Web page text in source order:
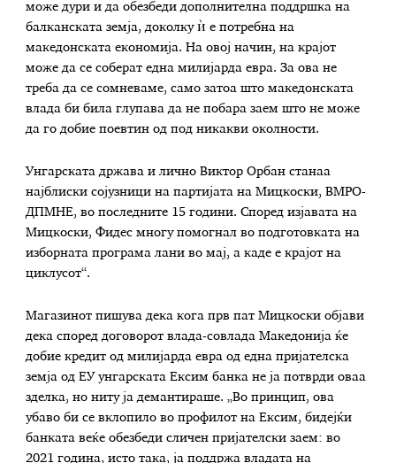
може дури и да обезбеди дополнителна поддршка на
балканската земја, доколку ѝ е потребна на
македонската економија. На овој начин, на крајот
може да се соберат една милијарда евра. За ова не
треба да се сомневаме, само затоа што македонската
влада би била глупава да не побара заем што не може
да го добие поевтин од под никакви околности.
Унгарската држава и лично Виктор Орбан станаа
најблиски сојузници на партијата на Мицкоски, ВМРО-
ДПМНЕ, во последните 15 години. Според изјавата на
Мицкоски, Фидес многу помогнал во подготовката на
изборната програма лани во мај, а каде е крајот на
циклусот“.
Магазинот пишува дека кога прв пат Мицкоски објави
дека според договорот влада-совлада Македонија ќе
добие кредит од милијарда евра од една пријателска
земја од ЕУ унгарската Ексим банка не ја потврди оваа
зделка, но ниту ја демантираше. „Во принцип, ова
убаво би се вклопило во профилот на Ексим, бидејќи
банката веќе обезбеди сличен пријателски заем: во
2021 година, исто така, ја поддржа владата на